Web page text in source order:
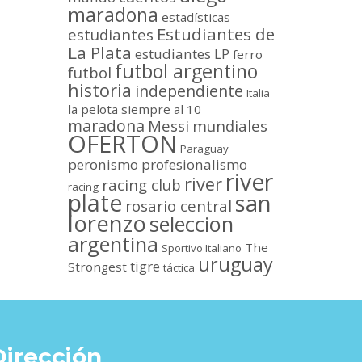
maradona estadísticas
estudiantes Estudiantes de
La Plata estudiantes LP ferro
futbol futbol argentino
historia independiente Italia
la pelota siempre al 10
maradona Messi mundiales
OFERTON Paraguay
peronismo profesionalismo
racing racing club river river
plate rosario central san
lorenzoseleccion
argentina Sportivo Italiano The
Strongest tigre táctica uruguay